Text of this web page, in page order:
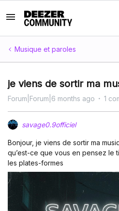
Musique et paroles
je viens de sortir ma
Forum|Forum|6 months ago 1
savage0.9officiel
Bonjour, je viens de sortir ma
qu’est-ce que vous en pensez le
les plates-formes